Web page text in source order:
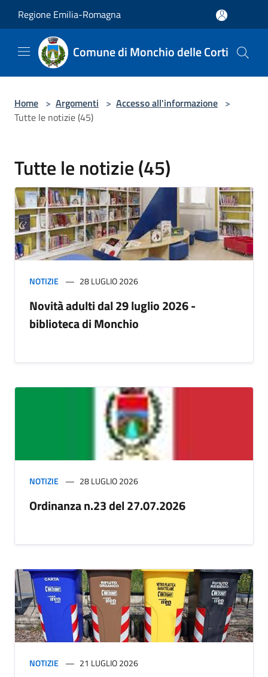
Regione Emilia-Romagna
Comune di Monchio delle Corti
Home > Argomenti > Accesso all'informazione >
Tutte le notizie (45)
Tutte le notizie (45)
NOTIZIE 28 LUGLIO 2026
Novità adulti dal 29 luglio 2026 -
biblioteca di Monchio
NOTIZIE 28 LUGLIO 2026
Ordinanza n.23 del 27.07.2026
NOTIZIE 21 LUGLIO 2026